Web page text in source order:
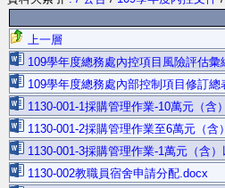
上一層
109學年度總務處內控項目風險評估彙
109學年度總務處內部控制項目修訂總
1130-001-1採購管理作業-10萬元（含
1130-001-2採購管理作業至6萬元（
1130-001-3採購管理作業-1萬元（含
1130-002教職員宿舍申請分配.docx